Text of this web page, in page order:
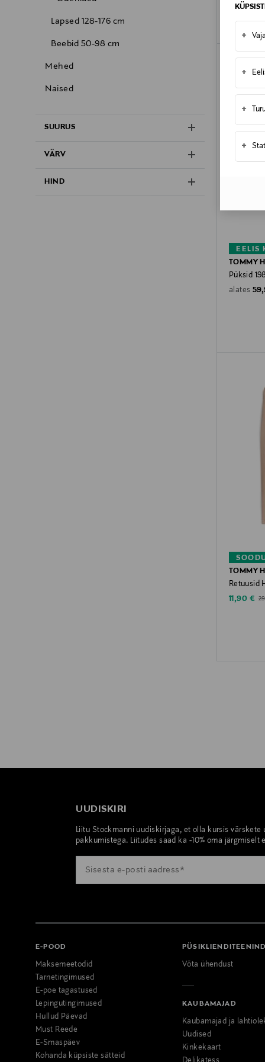
+
+
+
+
Lapsed 128-176 cm
Beebid 50-98 cm
Mehed
Naised
SUURUS
VÄRV
HIND
EELIS
TOMMY
Püksid
alates
TOMMY
Retuusid
11,90 €
UUDISKIRI
Liitu Stockmanni uudiskirjaga, et olla kursis värskete
pakkumistega. Liitudes saad ka -10% oma järgmiselt
E-POOD
Maksemeetodid
Tarnetingimused
E-poe tagastused
Lepingutingimused
Hullud Päevad
Must Reede
E-Smaspäev
Kohanda küpsiste sätteid
Võta ühendust
KAUBAMAJAD
Kaubamajad ja
Uudised
Kinkekaart